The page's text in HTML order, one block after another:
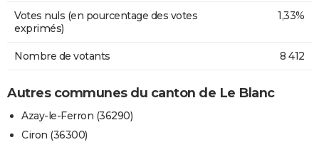
Votes nuls (en pourcentage des votes
exprimés)
1,33%
Nombre de votants 8 412
Autres communes du canton de Le Blanc
Azay-le-Ferron (36290)
Ciron (36300)